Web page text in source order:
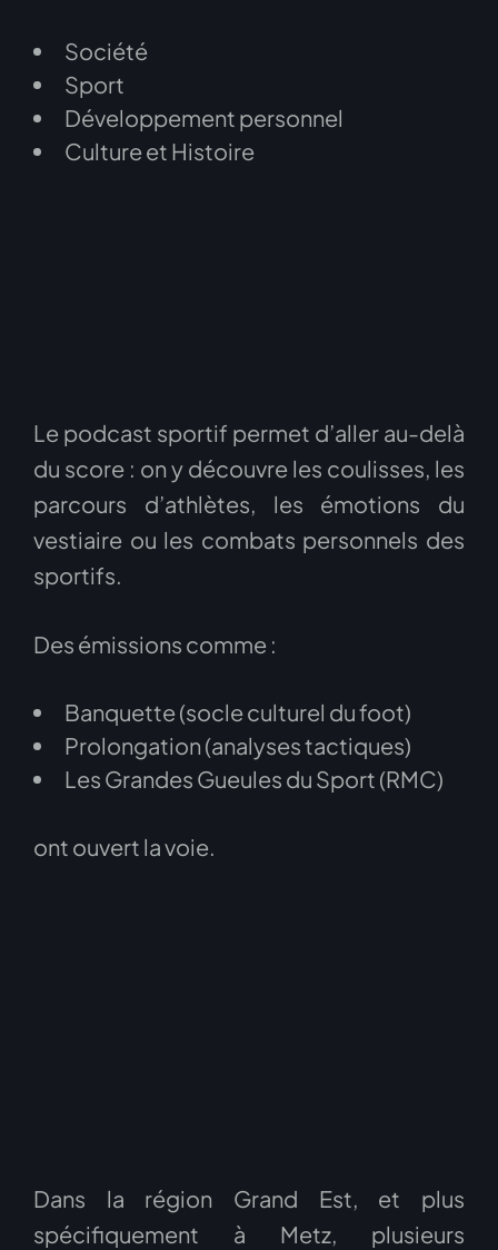
Société
Sport
Développement personnel
Culture et Histoire
Le podcast sportif permet d’aller au-delà
du score : on y découvre les coulisses, les
parcours d’athlètes, les émotions du
vestiaire ou les combats personnels des
sportifs.
Des émissions comme :
Banquette (socle culturel du foot)
Prolongation (analyses tactiques)
Les Grandes Gueules du Sport (RMC)
ont ouvert la voie.
Dans la région Grand Est, et plus
spécifiquement à Metz, plusieurs